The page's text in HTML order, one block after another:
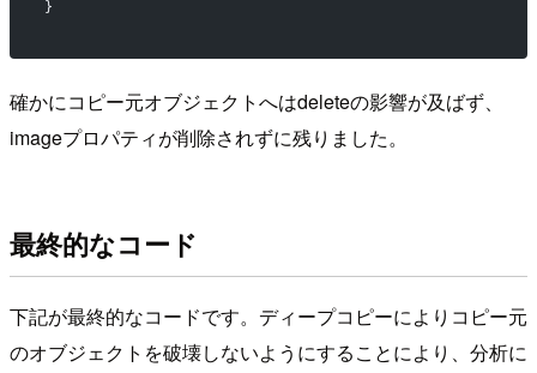
}
確かにコピー元オブジェクトへはdeleteの影響が及ばず、
imageプロパティが削除されずに残りました。
最終的なコード
下記が最終的なコードです。ディープコピーによりコピー元
のオブジェクトを破壊しないようにすることにより、分析に